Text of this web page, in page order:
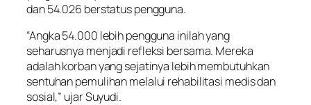
dan 54.026 berstatus pengguna.
“Angka 54.000 lebih pengguna inilah yang
seharusnya menjadi refleksi bersama. Mereka
adalah korban yang sejatinya lebih membutuhkan
sentuhan pemulihan melalui rehabilitasi medis dan
sosial,” ujar Suyudi.